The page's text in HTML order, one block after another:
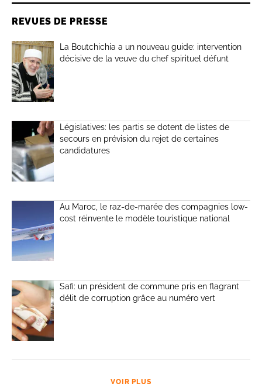
REVUES DE PRESSE
La Boutchichia a un nouveau guide: intervention
décisive de la veuve du chef spirituel défunt
Législatives: les partis se dotent de listes de
secours en prévision du rejet de certaines
candidatures
Au Maroc, le raz-de-marée des compagnies low-
cost réinvente le modèle touristique national
Safi: un président de commune pris en flagrant
délit de corruption grâce au numéro vert
VOIR PLUS